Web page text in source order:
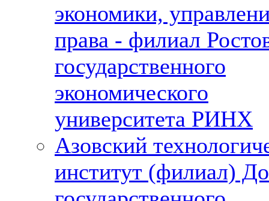
экономики,
права - филиал
государственного
экономического
университета РИНХ
Азовский
институт (филиал)